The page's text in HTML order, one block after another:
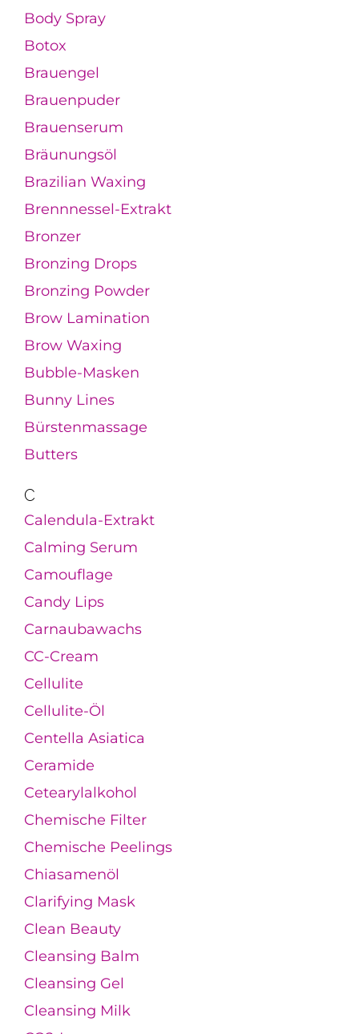
Body Spray
Botox
Brauengel
Brauenpuder
Brauenserum
Bräunungsöl
Brazilian Waxing
Brennnessel-Extrakt
Bronzer
Bronzing Drops
Bronzing Powder
Brow Lamination
Brow Waxing
Bubble-Masken
Bunny Lines
Bürstenmassage
Butters
C
Calendula-Extrakt
Calming Serum
Camouflage
Candy Lips
Carnaubawachs
CC-Cream
Cellulite
Cellulite-Öl
Centella Asiatica
Ceramide
Cetearylalkohol
Chemische Filter
Chemische Peelings
Chiasamenöl
Clarifying Mask
Clean Beauty
Cleansing Balm
Cleansing Gel
Cleansing Milk